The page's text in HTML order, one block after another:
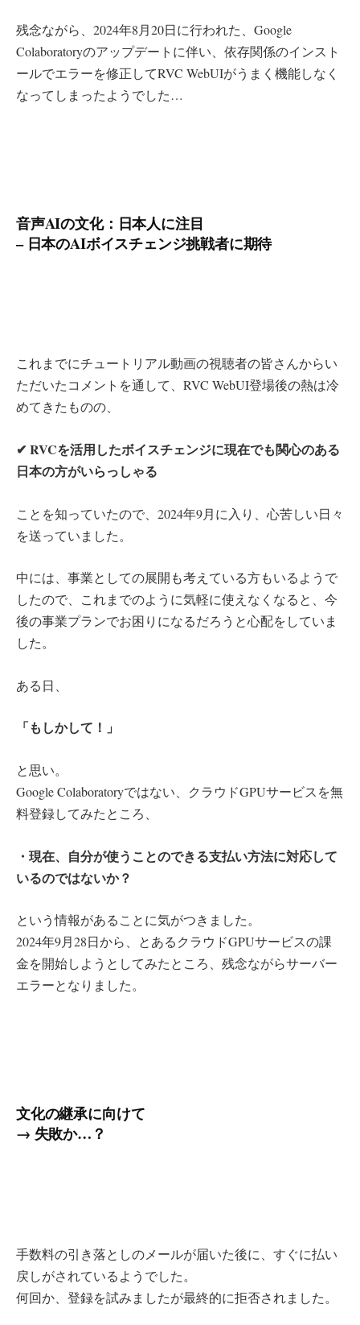
残念ながら、2024年8月20日に行われた、Google
Colaboratoryのアップデートに伴い、依存関係のインスト
ールでエラーを修正してRVC WebUIがうまく機能しなく
なってしまったようでした…
音声AIの文化：日本人に注目
– 日本のAIボイスチェンジ挑戦者に期待
これまでにチュートリアル動画の視聴者の皆さんからい
ただいたコメントを通して、RVC WebUI登場後の熱は冷
めてきたものの、
✔︎ RVCを活用したボイスチェンジに現在でも関心のある
日本の方がいらっしゃる
ことを知っていたので、2024年9月に入り、心苦しい日々
を送っていました。
中には、事業としての展開も考えている方もいるようで
したので、これまでのように気軽に使えなくなると、今
後の事業プランでお困りになるだろうと心配をしていま
した。
ある日、
「もしかして！」
と思い。
Google Colaboratoryではない、クラウドGPUサービスを無
料登録してみたところ、
・現在、自分が使うことのできる支払い方法に対応して
いるのではないか？
という情報があることに気がつきました。
2024年9月28日から、とあるクラウドGPUサービスの課
金を開始しようとしてみたところ、残念ながらサーバー
エラーとなりました。
文化の継承に向けて
→ 失敗か…？
手数料の引き落としのメールが届いた後に、すぐに払い
戻しがされているようでした。
何回か、登録を試みましたが最終的に拒否されました。